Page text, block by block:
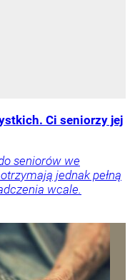
Ci seniorzy jej
seniorów we
jednak pełną
wcale.